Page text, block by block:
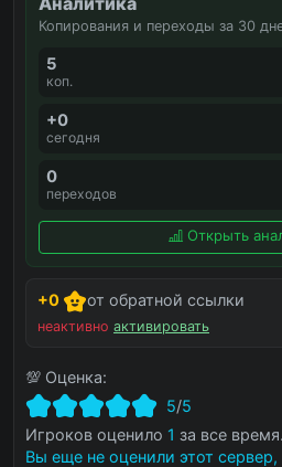
Копирования и переходы за 30
5
коп.
+0
сегодня
0
переходов
Открыть
+0 от обратной ссылки
неактивно активировать
💯 Оценка:
5/5
Игроков оценило 1 за все время.
Вы еще не оценили этот сервер,